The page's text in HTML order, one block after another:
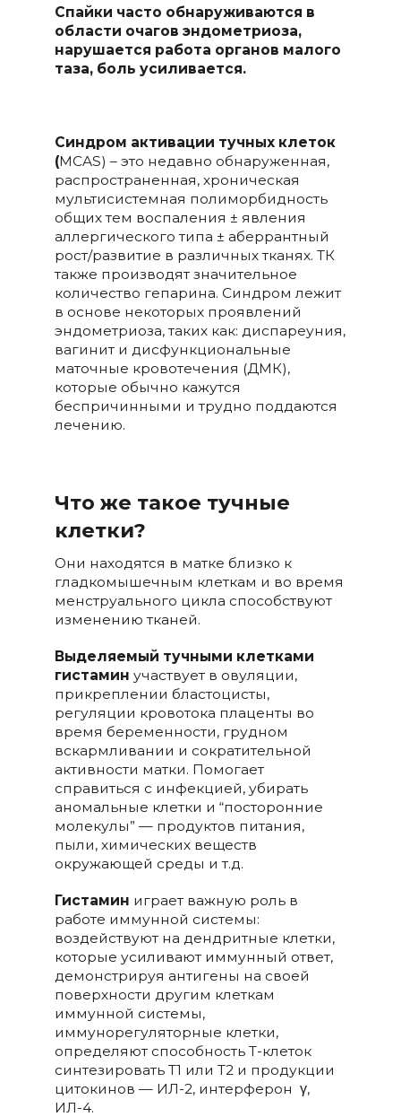
Спайки часто обнаруживаются в
области очагов эндометриоза,
нарушается работа органов малого
таза, боль усиливается.
Синдром активации тучных клеток
(MCAS) – это недавно обнаруженная,
распространенная, хроническая
мультисистемная полиморбидность
общих тем воспаления ± явления
аллергического типа ± аберрантный
рост/развитие в различных тканях. ТК
также производят значительное
количество гепарина. Синдром лежит
в основе некоторых проявлений
эндометриоза, таких как: диспареуния,
вагинит и дисфункциональные
маточные кровотечения (ДМК),
которые обычно кажутся
беспричинными и трудно поддаются
лечению.
Что же такое тучные
клетки?
Они находятся в матке близко к
гладкомышечным клеткам и во время
менструального цикла способствуют
изменению тканей.
Выделяемый тучными клетками
гистамин участвует в овуляции,
прикреплении бластоцисты,
регуляции кровотока плаценты во
время беременности, грудном
вскармливании и сократительной
активности матки. Помогает
справиться с инфекцией, убирать
аномальные клетки и “посторонние
молекулы” — продуктов питания,
пыли, химических веществ
окружающей среды и т.д.
Гистамин играет важную роль в
работе иммунной системы:
воздействуют на дендритные клетки,
которые усиливают иммунный ответ,
демонстрируя антигены на своей
поверхности другим клеткам
иммунной системы,
иммунорегуляторные клетки,
определяют способность Т-клеток
синтезировать Т1 или Т2 и продукции
цитокинов — ИЛ-2, интерферон γ,
ИЛ-4.